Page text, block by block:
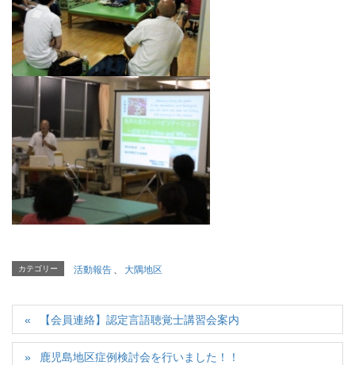
カテゴリー 活動報告 、 大隅地区
【会員連絡】認定言語聴覚士講習会案内
鹿児島地区症例検討会を行いました！！